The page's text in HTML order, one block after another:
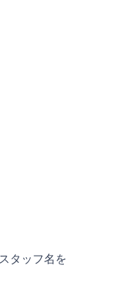
タッフ名を